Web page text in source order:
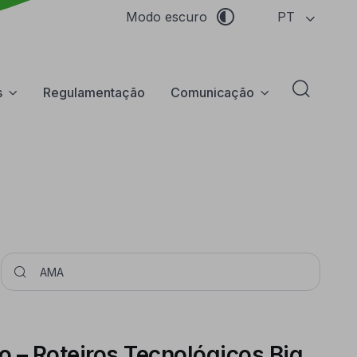
Modo escuro PT
Regulamentação Comunicação Abrir